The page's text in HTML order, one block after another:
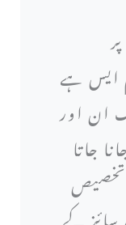
ایس ہے
ان اور
جاتا
تخصیص
کے